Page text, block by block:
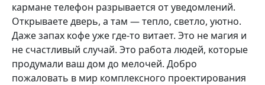
кармане телефон разрывается от уведомлений.
Открываете дверь, а там — тепло, светло, уютно.
Даже запах кофе уже где-то витает. Это не магия и
не счастливый случай. Это работа людей, которые
продумали ваш дом до мелочей. Добро
пожаловать в мир комплексного проектирования